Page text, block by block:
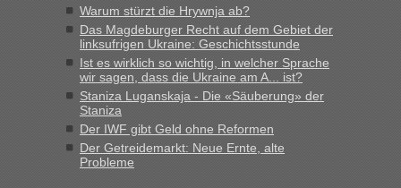
Warum stürzt die Hrywnja ab?
Das Magdeburger Recht auf dem Gebiet der
linksufrigen Ukraine: Geschichtsstunde
Ist es wirklich so wichtig, in welcher Sprache
wir sagen, dass die Ukraine am A... ist?
Staniza Luganskaja - Die «Säuberung» der
Staniza
Der IWF gibt Geld ohne Reformen
Der Getreidemarkt: Neue Ernte, alte
Probleme